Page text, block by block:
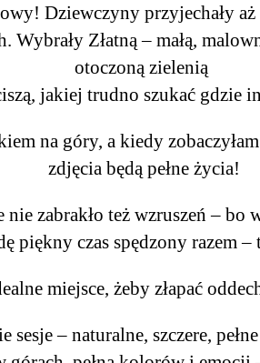
Dziewczyny przyjechały
Złatną – małą,
otoczoną zielenią
jakiej trudno szukać gdzie
na góry, a kiedy
zdjęcia będą pełne życia!
zabrakło też wzruszeń –
piękny czas spędzony razem
miejsce, żeby złapać
sesje – naturalne, szczere,